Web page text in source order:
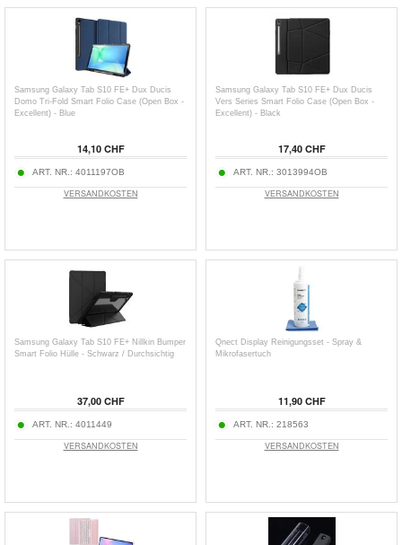
Samsung Galaxy Tab S10 FE+ Dux Ducis
Domo Tri-Fold Smart Folio Case (Open Box -
Excellent) - Blue
14,10 CHF
ART. NR.: 4011197OB
VERSANDKOSTEN
Samsung Galaxy Tab S10 FE+ Dux Ducis
Vers Series Smart Folio Case (Open Box -
Excellent) - Black
17,40 CHF
ART. NR.: 3013994OB
VERSANDKOSTEN
Samsung Galaxy Tab S10 FE+ Nillkin Bumper
Smart Folio Hülle - Schwarz / Durchsichtig
37,00 CHF
ART. NR.: 4011449
VERSANDKOSTEN
Qnect Display Reinigungsset - Spray &
Mikrofasertuch
11,90 CHF
ART. NR.: 218563
VERSANDKOSTEN